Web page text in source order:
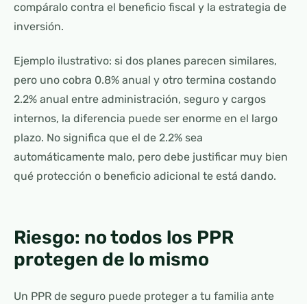
compáralo contra el beneficio fiscal y la estrategia de
inversión.
Ejemplo ilustrativo: si dos planes parecen similares,
pero uno cobra 0.8% anual y otro termina costando
2.2% anual entre administración, seguro y cargos
internos, la diferencia puede ser enorme en el largo
plazo. No significa que el de 2.2% sea
automáticamente malo, pero debe justificar muy bien
qué protección o beneficio adicional te está dando.
Riesgo: no todos los PPR
protegen de lo mismo
Un PPR de seguro puede proteger a tu familia ante